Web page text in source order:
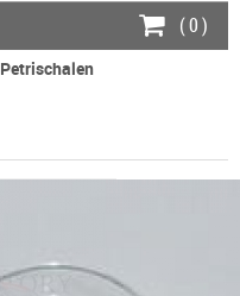
(0)
Petrischalen